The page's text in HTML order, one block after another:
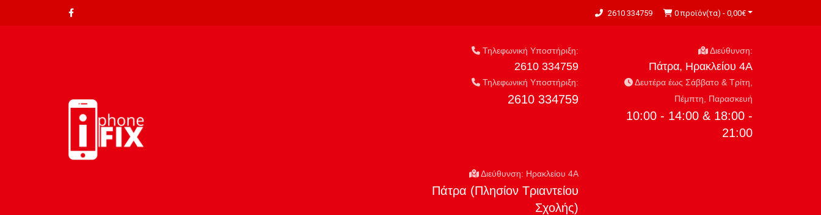
2610 334759 0 προϊόν(τα) - 0,00€
Τηλεφωνική Υποστήριξη:
2610 334759
Διεύθυνση:
Πάτρα, Ηρακλείου 4Α
Τηλεφωνική Υποστήριξη:
2610 334759
Δευτέρα έως Σάββατο & Τρίτη,
Πέμπτη, Παρασκευή
10:00 - 14:00 & 18:00 -
21:00
Διεύθυνση: Ηρακλείου 4Α
Πάτρα (Πλησίον Τριαντείου
Σχολής)